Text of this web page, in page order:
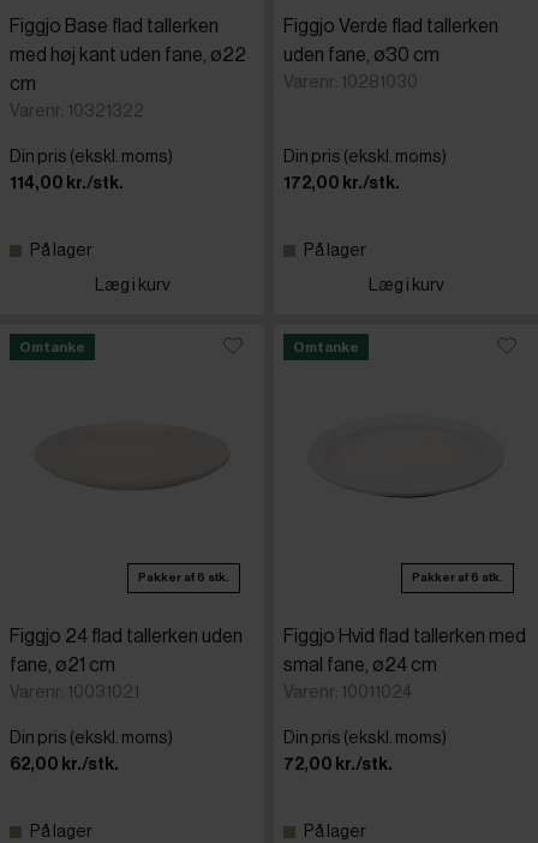
Figgjo Base flad tallerken
med høj kant uden fane, ø22
cm
Varenr: 10321322
Din pris (ekskl. moms)
114,00 kr./stk.
På lager
Læg i kurv
Figgjo Verde flad tallerken
uden fane, ø30 cm
Varenr: 10281030
Din pris (ekskl. moms)
172,00 kr./stk.
På lager
Læg i kurv
Omtanke
Pakker af 6 stk.
Figgjo 24 flad tallerken uden
fane, ø21 cm
Varenr: 10031021
Din pris (ekskl. moms)
62,00 kr./stk.
På lager
Omtanke
Pakker af 6 stk.
Figgjo Hvid flad tallerken med
smal fane, ø24 cm
Varenr: 10011024
Din pris (ekskl. moms)
72,00 kr./stk.
På lager